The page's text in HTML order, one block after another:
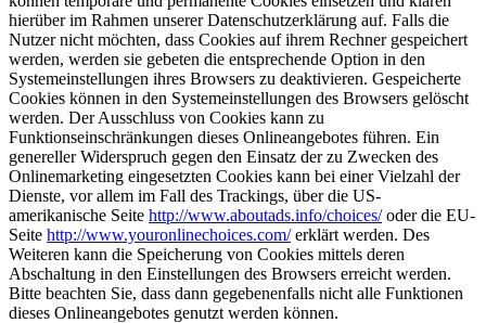
hierüber im Rahmen unserer Datenschutzerklärung auf. Falls die
Nutzer nicht möchten, dass Cookies auf ihrem Rechner gespeichert
werden, werden sie gebeten die entsprechende Option in den
Systemeinstellungen ihres Browsers zu deaktivieren. Gespeicherte
Cookies können in den Systemeinstellungen des Browsers gelöscht
werden. Der Ausschluss von Cookies kann zu
Funktionseinschränkungen dieses Onlineangebotes führen. Ein
genereller Widerspruch gegen den Einsatz der zu Zwecken des
Onlinemarketing eingesetzten Cookies kann bei einer Vielzahl der
Dienste, vor allem im Fall des Trackings, über die US-
amerikanische Seite http://www.aboutads.info/choices/oder die EU-
Seite http://www.youronlinechoices.com/erklärt werden. Des
Weiteren kann die Speicherung von Cookies mittels deren
Abschaltung in den Einstellungen des Browsers erreicht werden.
Bitte beachten Sie, dass dann gegebenenfalls nicht alle Funktionen
dieses Onlineangebotes genutzt werden können.